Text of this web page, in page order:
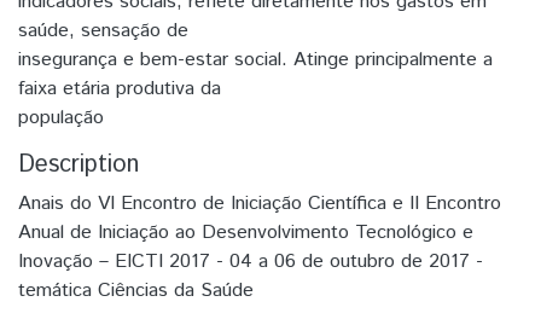
saúde, sensação de
insegurança e bem-estar social. Atinge principalmente a
faixa etária produtiva da
população
Description
Anais do VI Encontro de Iniciação Científica e II Encontro
Anual de Iniciação ao Desenvolvimento Tecnológico e
Inovação – EICTI 2017 - 04 a 06 de outubro de 2017 -
temática Ciências da Saúde